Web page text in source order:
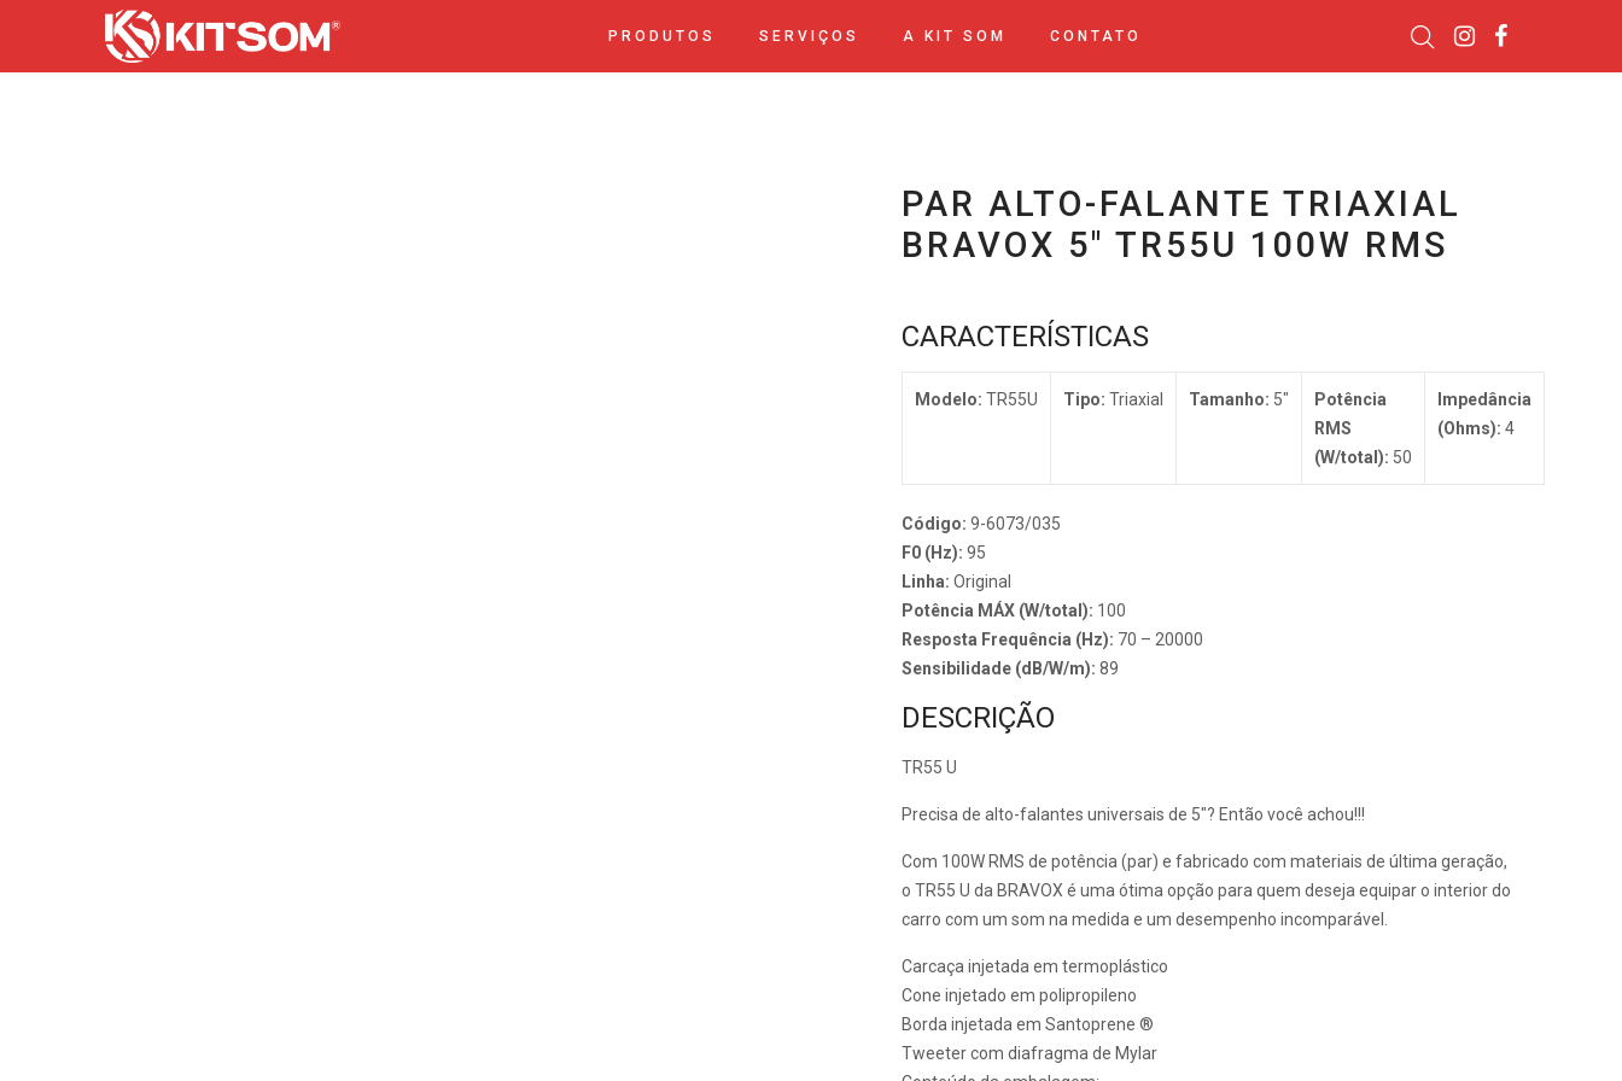
PRODUTOS SERVIÇOS A KIT SOM CONTATO
PAR ALTO-FALANTE TRIAXIAL
BRAVOX 5″ TR55U 100W RMS
CARACTERÍSTICAS
Modelo: TR55U Tipo: Triaxial Tamanho: 5″
Potência
RMS
(W/total): 50
Impedância
(Ohms): 4
Código: 9-6073/035
F0 (Hz): 95
Linha: Original
Potência MÁX (W/total): 100
Resposta Frequência (Hz): 70 – 20000
Sensibilidade (dB/W/m): 89
DESCRIÇÃO
TR55 U
Precisa de alto-falantes universais de 5″? Então você achou!!!
Com 100W RMS de potência (par) e fabricado com materiais de última geração,
o TR55 U da BRAVOX é uma ótima opção para quem deseja equipar o interior do
carro com um som na medida e um desempenho incomparável.
Carcaça injetada em termoplástico
Cone injetado em polipropileno
Borda injetada em Santoprene ®
Tweeter com diafragma de Mylar